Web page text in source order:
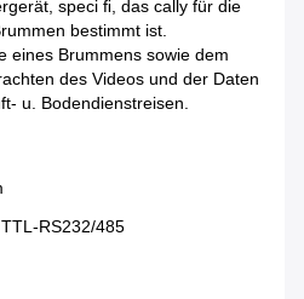
speci ﬁ, das cally für die
bestimmt ist.
eines Brummens sowie dem
des Videos und der Daten
u. Bodendienstreisen.
RS232/485